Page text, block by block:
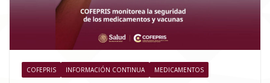
COFEPRIS INFORMACIÓN CONTINUA MEDICAMENTOS